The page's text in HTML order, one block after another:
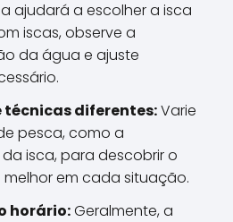
ajudará a escolher a isca
iscas, observe a
da água e ajuste
técnicas diferentes:Varie
pesca, como a
isca, para descobrir o
em cada situação.
horário:Geralmente, a